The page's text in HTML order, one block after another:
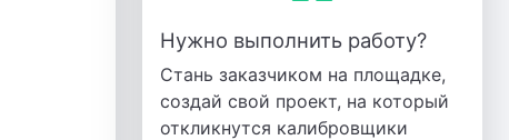
Нужно выполнить работу?
Стань заказчиком на площадке,
создай свой проект, на который
откликнутся калибровщики